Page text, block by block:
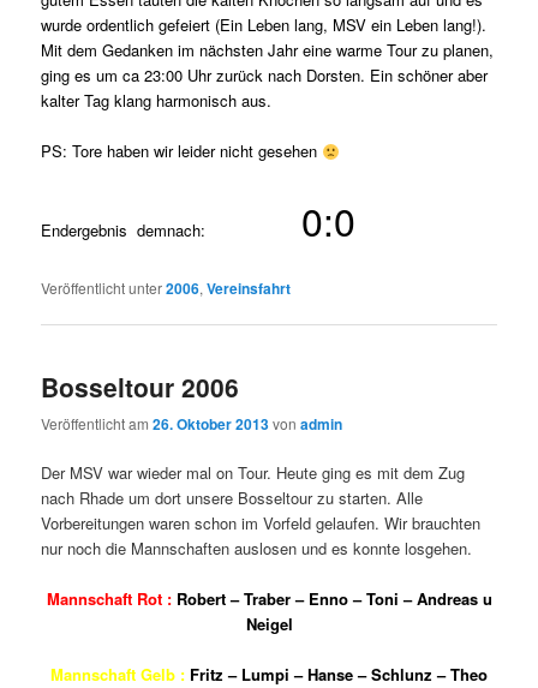
wurde ordentlich gefeiert (Ein Leben lang, MSV ein Leben lang!).
Mit dem Gedanken im nächsten Jahr eine warme Tour zu planen,
ging es um ca 23:00 Uhr zurück nach Dorsten. Ein schöner aber
kalter Tag klang harmonisch aus.
PS: Tore haben wir leider nicht gesehen
Endergebnis demnach: 0:0
Veröffentlicht unter2006,Vereinsfahrt
Bosseltour 2006
Veröffentlicht am26. Oktober 2013vonadmin
Der MSV war wieder mal on Tour. Heute ging es mit dem Zug
nach Rhade um dort unsere Bosseltour zu starten. Alle
Vorbereitungen waren schon im Vorfeld gelaufen. Wir brauchten
nur noch die Mannschaften auslosen und es konnte losgehen.
Mannschaft Rot : Robert – Traber – Enno – Toni – Andreas u
Neigel
Mannschaft Gelb : Fritz – Lumpi – Hanse – Schlunz – Theo